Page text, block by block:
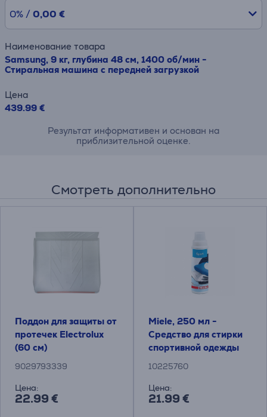
0% / 0,00 €
Наименование товара
Samsung, 9 кг, глубина 48 см, 1400 об/мин -
Стиральная машина с передней загрузкой
Цена
439.99 €
Результат информативен и основан на
приблизительной оценке.
Смотреть дополнительно
Поддон для защиты от
протечек Electrolux
(60 см)
9029793339
Цена:
22.99 €
Miele, 250 мл -
Средство для стирки
спортивной одежды
10225760
Цена:
21.99 €